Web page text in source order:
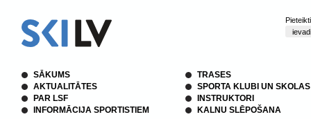
SĀKUMS
AKTUALITĀTES
PAR LSF
INFORMĀCIJA SPORTISTIEM
TRASES
SPORTA KLUBI UN SKOLAS
INSTRUKTORI
KALNU SLĒPOŠANA